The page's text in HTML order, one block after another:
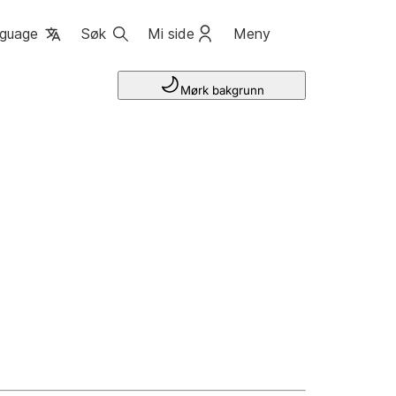
Søk Mi side Meny
Mørk bakgrunn